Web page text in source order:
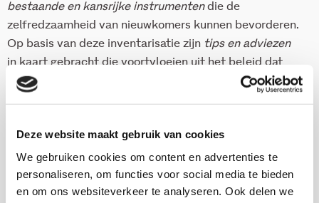
Deze website maakt gebruik van cookies
We gebruiken cookies om content en advertenties te
personaliseren, om functies voor social media te bieden
en om ons websiteverkeer te analyseren. Ook delen we
bestaande en kansrijke instrumentendie de
zelfredzaamheid van nieuwkomers kunnen bevorderen.
Op basis van deze inventarisatie zijn tips en adviezen
in kaart gebracht die voortvloeien uit het beleid dat
vier gemeenten al voeren.
34 pag
2018